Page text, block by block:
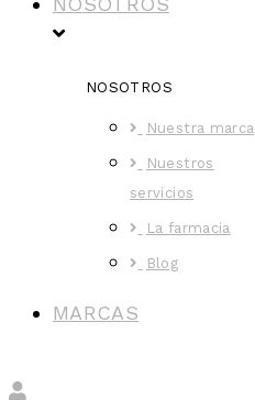
NOSOTROS
Nuestra marca
Nuestros
servicios
La farmacia
Blog
MARCAS